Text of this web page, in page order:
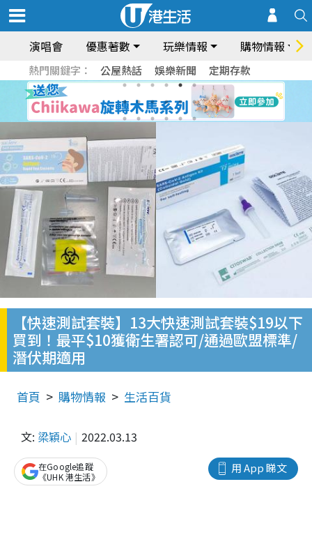
演唱會 優惠著數 玩樂情報 購物情報
熱門關鍵字： 公屋熱話 娛樂新聞 定期存款
【快速測試套裝】13大快速測試套裝$19以下
買到！最平$10獲衛生署認可/通過歐盟標準/
潛伏期適用
首頁 購物情報 生活百貨
文: 梁穎心 2022.03.13
用 App 睇文
在Google追蹤
《UHK 港生活》